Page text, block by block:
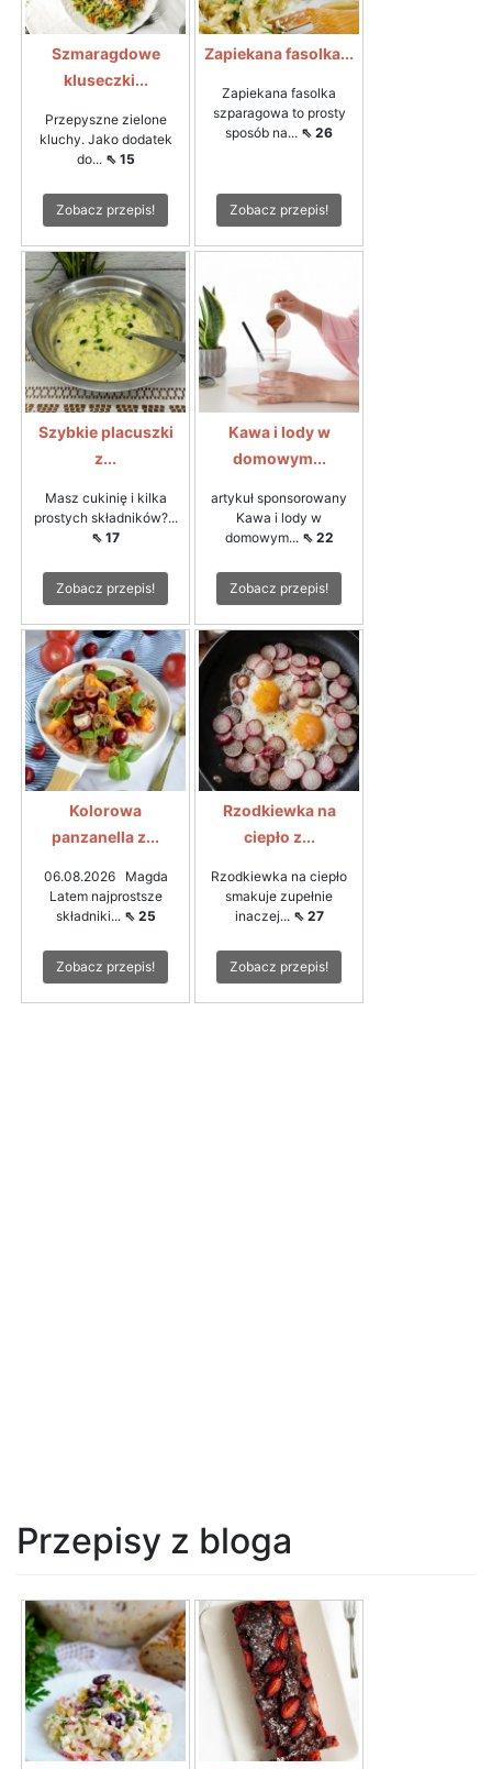
Szmaragdowe
kluseczki...
Przepyszne zielone
kluchy. Jako dodatek
do... ⇖ 15
Zobacz przepis!
Zapiekana fasolka...
Zapiekana fasolka
szparagowa to prosty
sposób na... ⇖ 26
Zobacz przepis!
Szybkie placuszki
z...
Masz cukinię i kilka
prostych składników?...
⇖ 17
Zobacz przepis!
Kawa i lody w
domowym...
artykuł sponsorowany
Kawa i lody w
domowym... ⇖ 22
Zobacz przepis!
Kolorowa
panzanella z...
06.08.2026 Magda
Latem najprostsze
składniki... ⇖ 25
Zobacz przepis!
Rzodkiewka na
ciepło z...
Rzodkiewka na ciepło
smakuje zupełnie
inaczej... ⇖ 27
Zobacz przepis!
Przepisy z bloga